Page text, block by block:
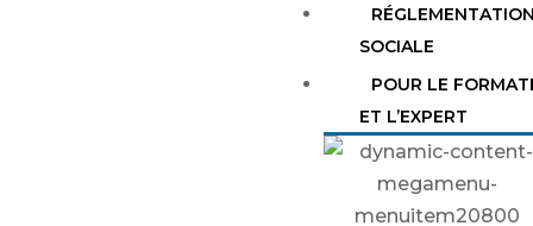
RÉGLEMENTATION
SOCIALE
POUR LE
ET L’EXPERT